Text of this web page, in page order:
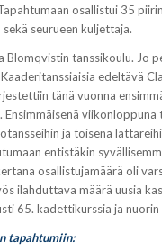
osallistui 35
sekä seurueen kuljettaja.
Blomqvistin tanssikoulu. Jo
edeltävä
tänä vuonna
Ensimmäisenä
ja toisena
entistäkin
osallistujamäärä oli
ilahduttava määrä uusia
65. kadettikurssia ja
tapahtumiin: